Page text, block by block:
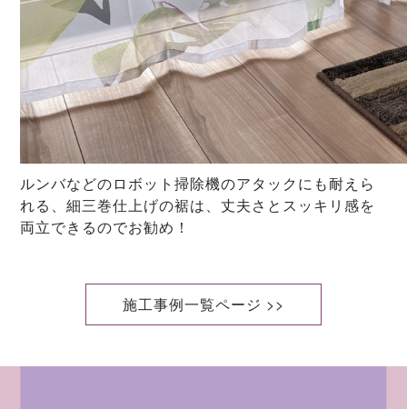
ルンバなどのロボット掃除機のアタックにも耐えら
れる、細三巻仕上げの裾は、丈夫さとスッキリ感を
両立できるのでお勧め！
施工事例一覧ページ >>